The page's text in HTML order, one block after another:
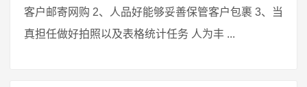
客户邮寄网购 2、人品好能够妥善保管客户包裹 3、当
真担任做好拍照以及表格统计任务 人为丰 ...